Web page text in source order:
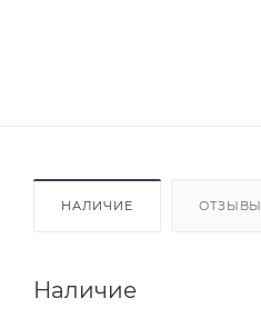
НАЛИЧИЕ ОТЗЫВЫ
Наличие